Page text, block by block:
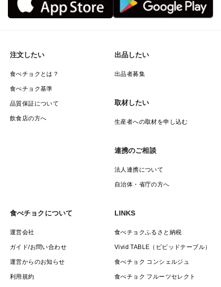
注文したい
食べチョクとは？
食べチョク基準
品質保証について
飲食店の方へ
出品したい
出品者募集
取材したい
生産者への取材を申し込む
連携のご相談
法人連携について
自治体・省庁の方へ
食べチョクについて
運営会社
ガイド/お問い合わせ
運営からのお知らせ
利用規約
LINKS
食べチョクふるさと納税
Vivid TABLE（ビビッドテーブル）
食べチョク コンシェルジュ
食べチョク フルーツセレクト